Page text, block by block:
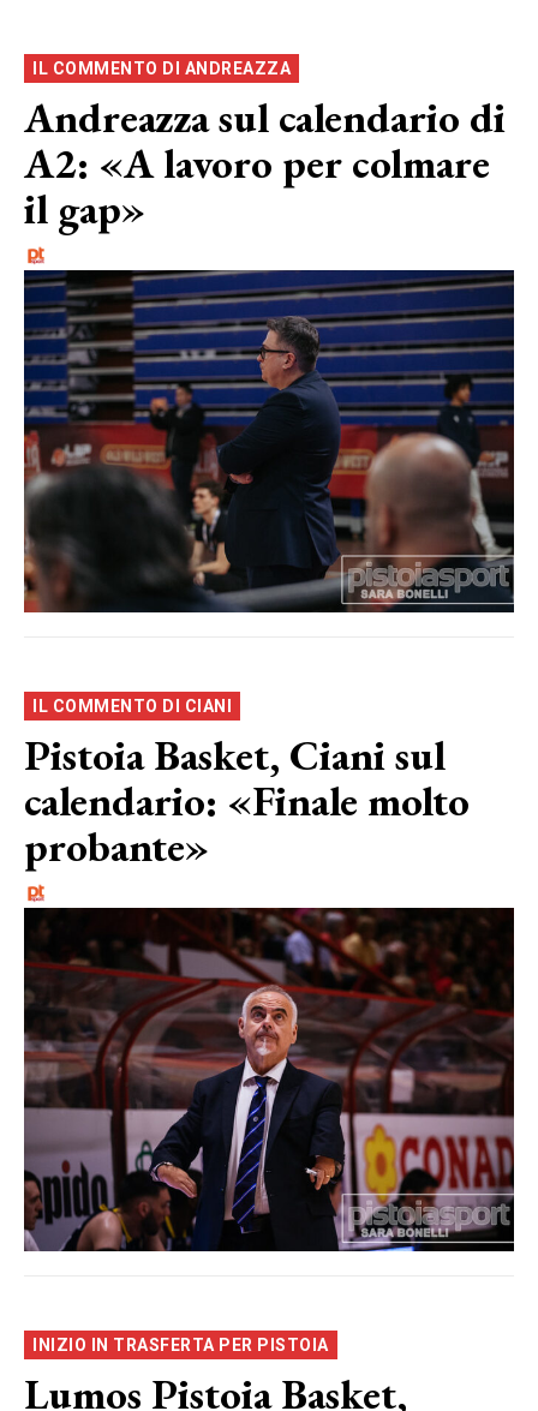
IL COMMENTO DI ANDREAZZA
Andreazza sul calendario di
A2: «A lavoro per colmare
il gap»
IL COMMENTO DI CIANI
Pistoia Basket, Ciani sul
calendario: «Finale molto
probante»
INIZIO IN TRASFERTA PER PISTOIA
Lumos Pistoia Basket,